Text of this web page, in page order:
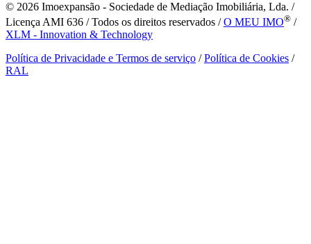
© 2026 Imoexpansão - Sociedade de Mediação Imobiliária, Lda. /
Licença AMI 636 / Todos os direitos reservados /O MEU IMO® /
XLM - Innovation & Technology
Política de Privacidade e Termos de serviço /Política de Cookies /
RAL